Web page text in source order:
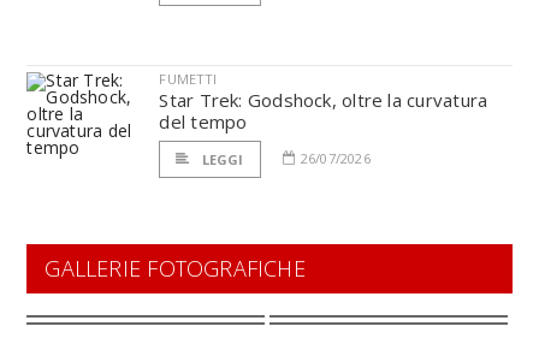
FUMETTI
Star Trek: Godshock, oltre la curvatura
del tempo
LEGGI 26/07/2026
GALLERIE FOTOGRAFICHE